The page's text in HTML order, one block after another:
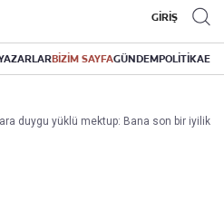
GİRİŞ
BİZİM SAYFAGÜNDEMPOLİTİKA
duygu yüklü mektup: Bana son bir iyilik